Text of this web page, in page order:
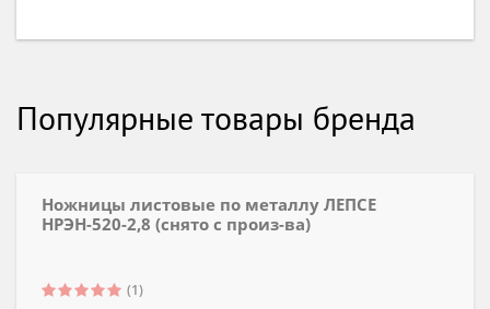
Популярные товары бренда
Ножницы листовые по металлу ЛЕПСЕ
НРЭН-520-2,8 (снято с произ-ва)